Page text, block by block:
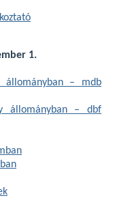
1.
állományban – mdb
állományban – dbf